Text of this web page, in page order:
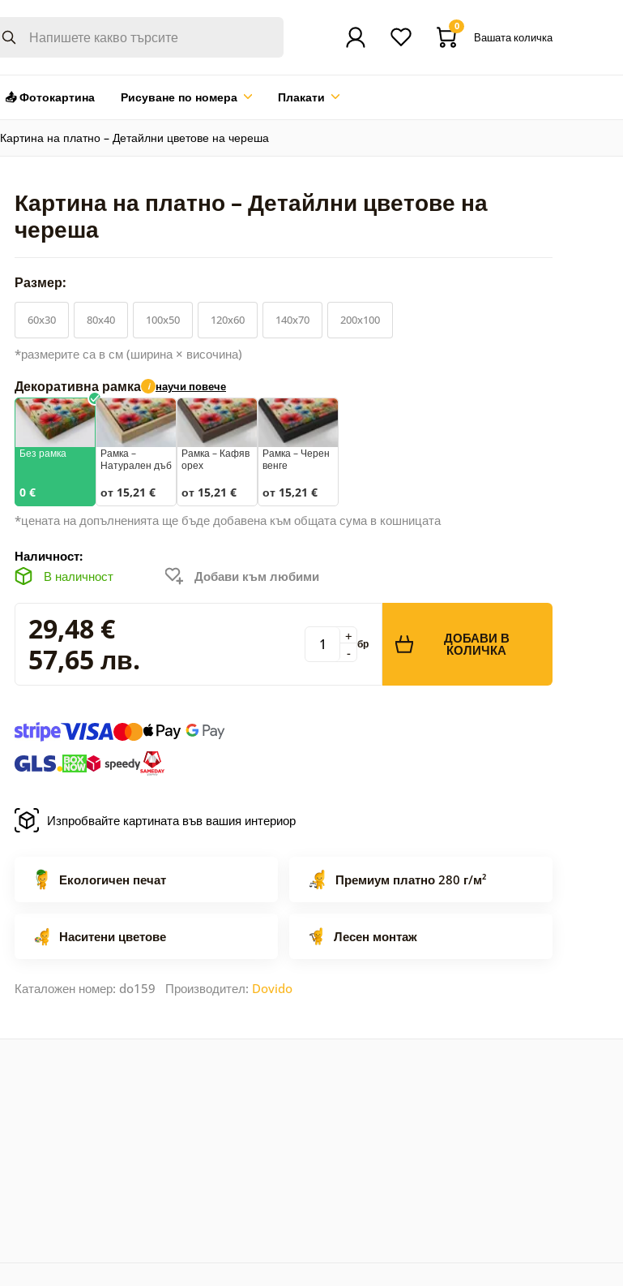
0
Вашата количка
📤 Фотокартина Рисуване по номера Плакати
Картина на платно – Детайлни цветове на череша
Картина на платно – Детайлни цветове на
череша
Размер:
60x30 80x40 100x50 120x60 140x70 200x100
*размерите са в см (ширина × височина)
Декоративна рамка i научи повече
Без рамка
0 €
Рамка –
Натурален дъб
от 15,21 €
Рамка – Кафяв
орех
от 15,21 €
Рамка – Черен
венге
от 15,21 €
*цената на допълненията ще бъде добавена към общата сума в кошницата
Наличност:
В наличност
Добави към любими
29,48 €
57,65 лв.
-
+ бр ДОБАВИ В
КОЛИЧКА
Изпробвайте картината във вашия интериор
Екологичен печат Премиум платно 280 г/м²
Наситени цветове Лесен монтаж
Каталожен номер: do159 Производител: Dovido